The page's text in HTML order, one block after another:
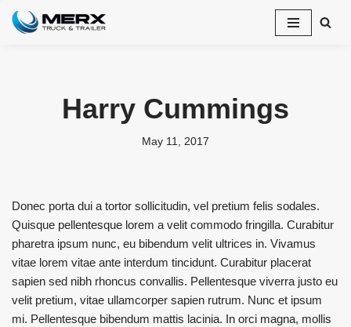
Harry Cummings
May 11, 2017
Donec porta dui a tortor sollicitudin, vel pretium felis sodales.
Quisque pellentesque lorem a velit commodo fringilla. Curabitur
pharetra ipsum nunc, eu bibendum velit ultrices in. Vivamus
vitae lorem vitae ante interdum tincidunt. Curabitur placerat
sapien sed nibh rhoncus convallis. Pellentesque viverra justo eu
velit pretium, vitae ullamcorper sapien rutrum. Nunc et ipsum
mi. Pellentesque bibendum mattis lacinia. In orci magna, mollis